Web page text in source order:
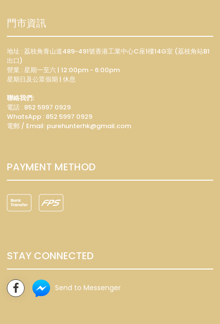
門市資訊
地址 : 荔枝角青山道489-491號香港工業中心C座1樓14G室 (荔枝角站B1
出口)
營業 : 星期一至六 | 12:00pm - 6:00pm
星期日及公眾假期 | 休息
聯絡我們:
電話 : 852 5997 0929
WhatsApp : 852 5997 0929
電郵 / Email: purehunterhk@gmail.com
PAYMENT METHOD
STAY CONNECTED
Send to Messenger